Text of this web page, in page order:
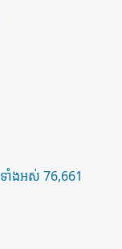
ាំងអស់ 76,661